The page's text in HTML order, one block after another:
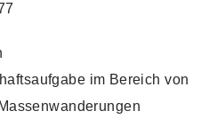
im Bereich von